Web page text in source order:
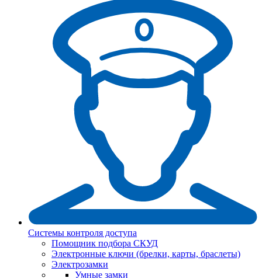
Системы контроля доступа
Помощник подбора СКУД
Электронные ключи (брелки, карты, браслеты)
Электрозамки
Умные замки